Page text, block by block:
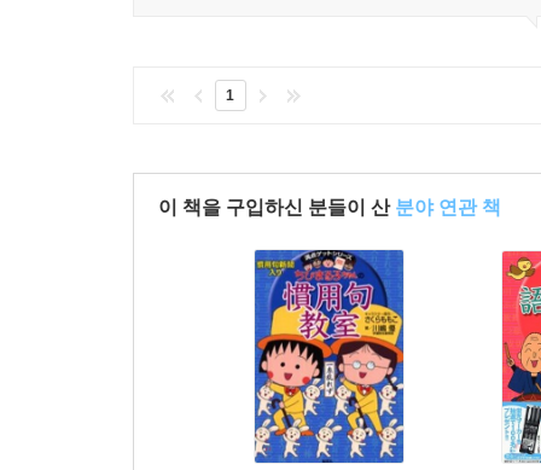
1
이 책을 구입하신 분들이 산 분야 연관 책